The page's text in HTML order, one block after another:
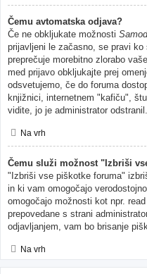
Čemu avtomatska odjava?
Če ne obkljukate možnosti
prijavljeni le začasno, se pravi
preprečuje morebitno zlorabo
med prijavo obkljukajte prej
odsvetujemo, če do foruma
knjižnici, internetnem "kafiču",
vidite, jo je administrator odstranil.
Na vrh
Čemu služi možnost "Izbriši
"Izbriši vse piškotke foruma"
in ki vam omogočajo
omogočajo možnosti kot npr.
prepovedane s strani
odjavljanjem, vam bo brisanje
Na vrh